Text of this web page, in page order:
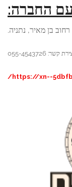
נתניה.
055-